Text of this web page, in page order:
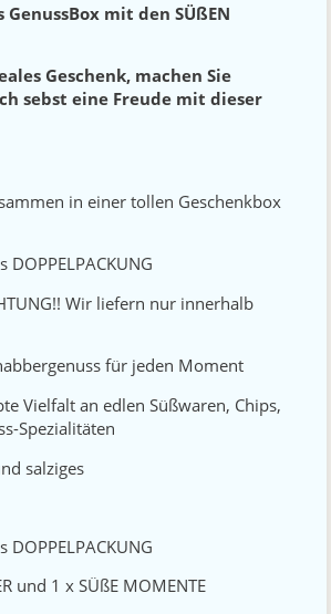
GenussBox mit den SÜßEN
Geschenk, machen Sie
sebst eine Freude mit dieser
in einer tollen Geschenkbox
Wir liefern nur innerhalb
für jeden Moment
Vielfalt an edlen Süßwaren, Chips,
Spezialitäten
salziges
und 1 x SÜßE MOMENTE